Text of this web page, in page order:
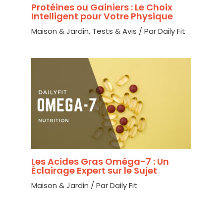
Protéines ou Gainiers : Le Choix
Intelligent pour Votre Physique
Maison & Jardin, Tests & Avis / ParDaily Fit
Les Acides Gras Oméga-7 : Un
Éclairage Expert sur le Sujet
Maison & Jardin / ParDaily Fit